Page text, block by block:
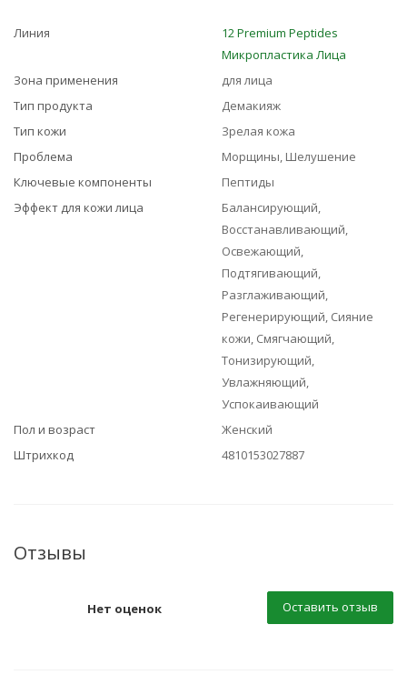
Линия
12 Premium Peptides
Микропластика Лица
Зона применения
для лица
Тип продукта
Демакияж
Тип кожи
Зрелая кожа
Проблема
Морщины, Шелушение
Ключевые компоненты
Пептиды
Эффект для кожи лица
Балансирующий,
Восстанавливающий,
Освежающий,
Подтягивающий,
Разглаживающий,
Регенерирующий, Сияние
кожи, Смягчающий,
Тонизирующий,
Увлажняющий,
Успокаивающий
Пол и возраст
Женский
Штрихкод
4810153027887
Отзывы
Нет оценок Оставить отзыв